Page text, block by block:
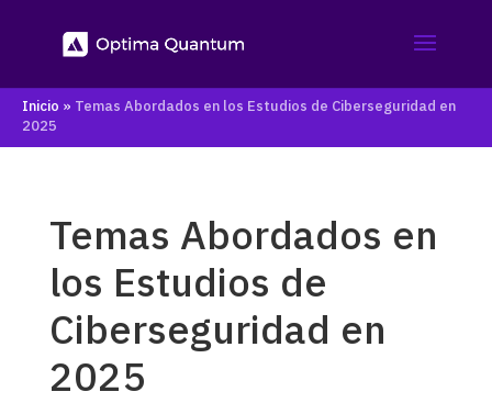
Inicio » Temas Abordados en los Estudios de Ciberseguridad en
2025
Temas Abordados en
los Estudios de
Ciberseguridad en
2025